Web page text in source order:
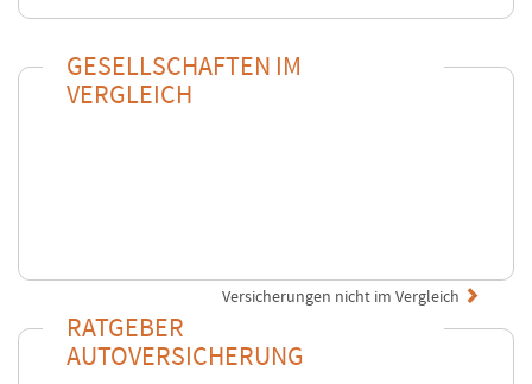
GESELLSCHAFTEN IM
VERGLEICH
Versicherungen nicht im Vergleich
RATGEBER
AUTOVERSICHERUNG